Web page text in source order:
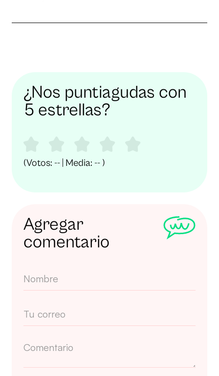
¿Nos puntiagudas con
5 estrellas?
(Votos: -- | Media: -- )
Agregar
comentario